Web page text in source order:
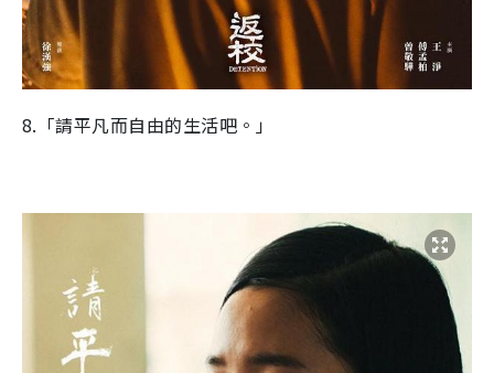
8.「請平凡而自由的生活吧。」